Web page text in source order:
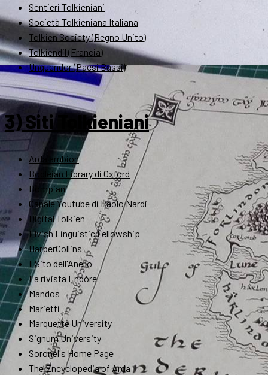
Sentieri Tolkieniani
Società Tolkieniana Italiana
Tolkien Society (Regno Unito)
Tolkiendil (Francia)
Unquendor (Paesi Bassi)
3) Siti Tolkieniani
Ardalambion
Bodleian Library di Oxford
Bompiani
Canale Youtube di Paolo Nardi
Digital Tolkien
Elvish Linguistic Fellowship
HarperCollins
Il Sito dell'Anello
La rivista Endóre
Mandos
Marietti
Marquette University
Signum University
Soronel's Home Page
The Encyclopedia of Arda